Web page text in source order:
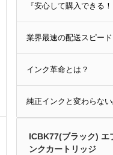
『安心して購入できる
業界最速の配送スピード
インク革命とは？
純正インクと変わらな
ICBK77(ブラック) エ
ンクカートリッジ